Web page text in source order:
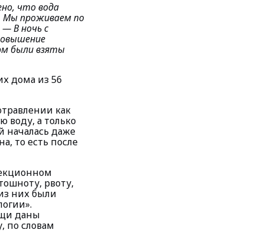
что вода
Мы проживаем по
— В ночь с
были взяты
дома из 56
как
воду, а только
началась даже
то есть после
рвоту,
них были
даны
по словам